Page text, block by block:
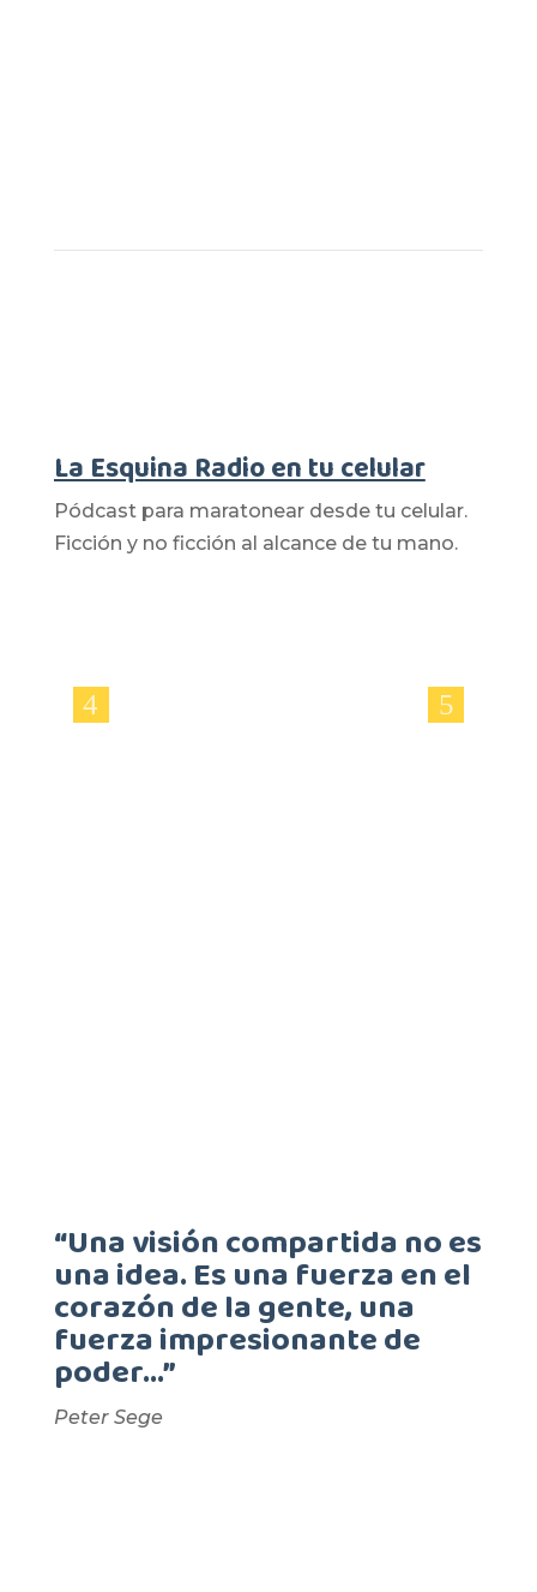
La Esquina Radio en tu celular
Pódcast para maratonear desde tu celular.
Ficción y no ficción al alcance de tu mano.
“Una visión compartida no es
una idea. Es una fuerza en el
corazón de la gente, una
fuerza impresionante de
poder…”
Peter Sege